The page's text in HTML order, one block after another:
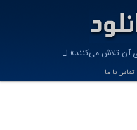
آن تلاش می‌کنند» ال_
تماس با ما